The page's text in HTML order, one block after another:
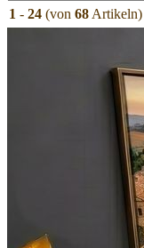
1 - 24 (von 68 Artikeln)